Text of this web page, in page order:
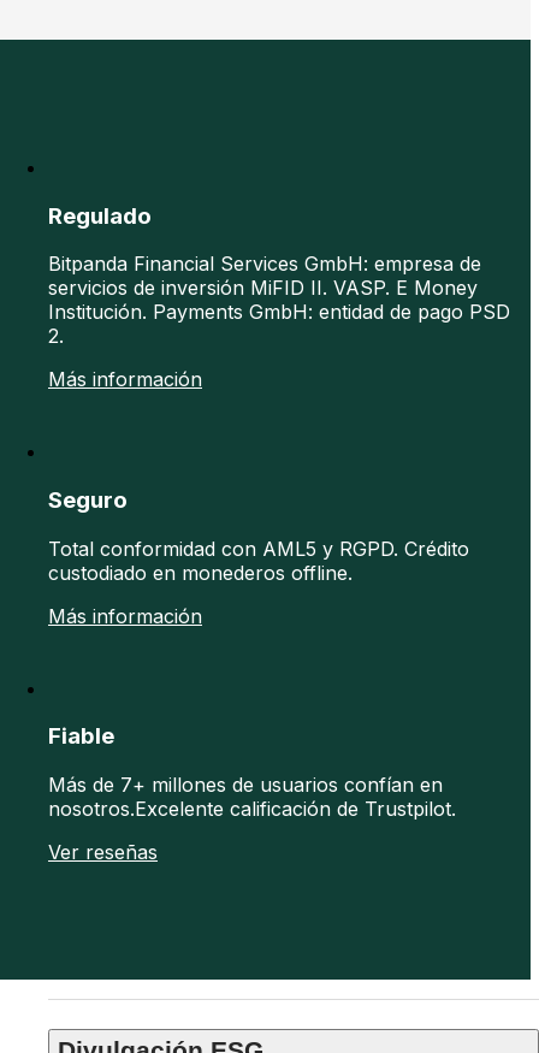
Regulado
Bitpanda Financial Services GmbH: empresa de
servicios de inversión MiFID II. VASP. E Money
Institución. Payments GmbH: entidad de pago PSD
2.
Más información
Seguro
Total conformidad con AML5 y RGPD. Crédito
custodiado en monederos offline.
Más información
Fiable
Más de 7+ millones de usuarios confían en
nosotros.Excelente calificación de Trustpilot.
Ver reseñas